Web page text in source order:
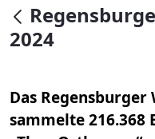
null
2024
Das Regensburger
sammelte 216.368